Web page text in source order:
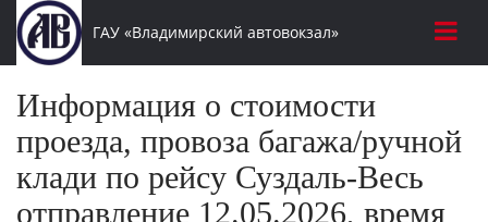
ГАУ «Владимирский автовокзал»
Информация о стоимости
проезда, провоза багажа/ручной
клади по рейсу Суздаль-Весь
отправление 12.05.2026, время